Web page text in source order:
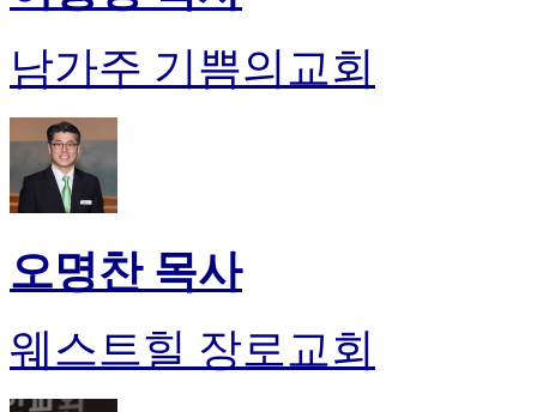
남가주 기쁨의교회
오명찬 목사
웨스트힐 장로교회